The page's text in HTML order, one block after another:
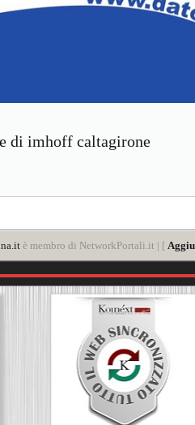
di imhoff caltagirone
è membro di NetworkPortali.it | [